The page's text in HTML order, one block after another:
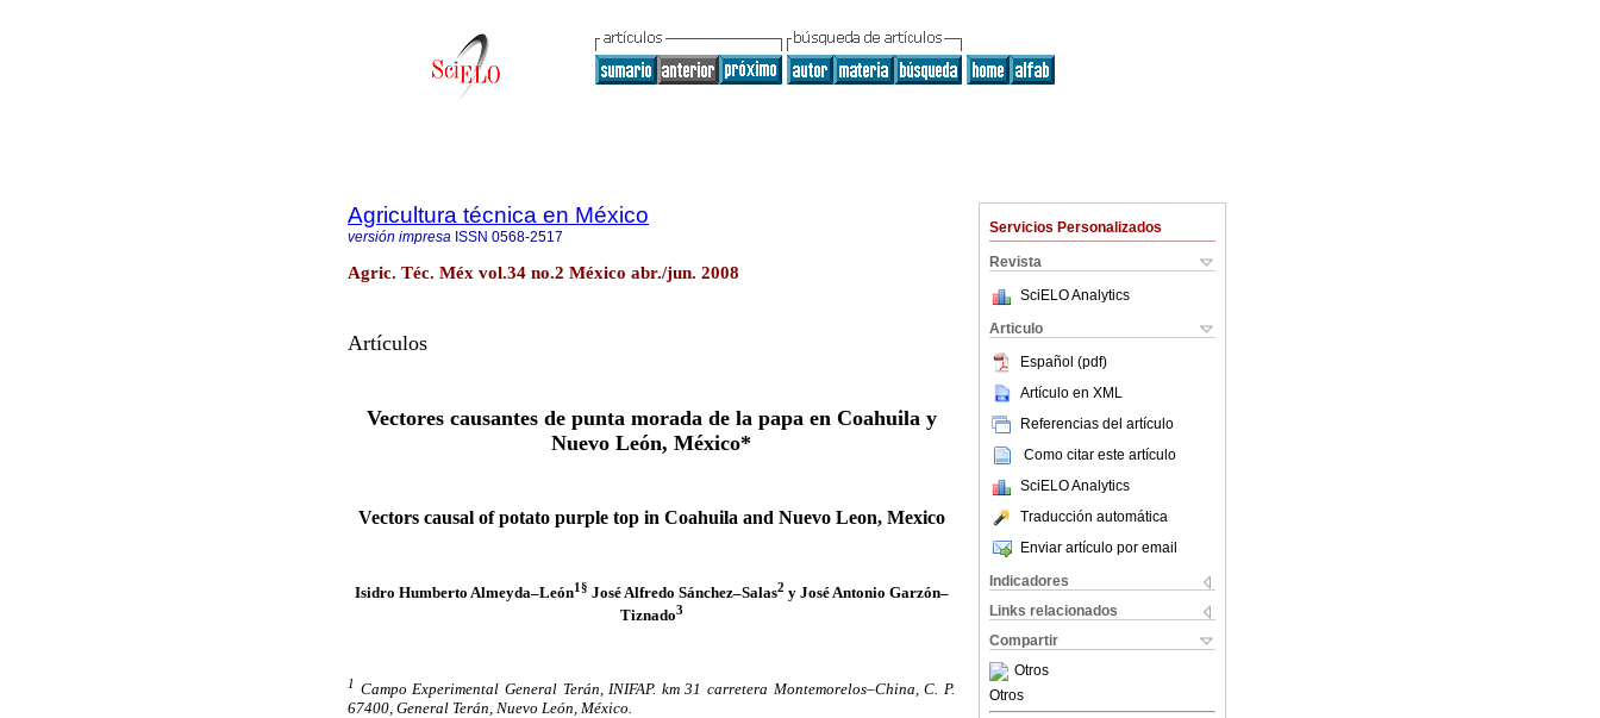
Servicios Personalizados
Revista
SciELO Analytics
Articulo
Español (pdf)
Artículo en XML
Referencias del artículo
Como citar este artículo
SciELO Analytics
Traducción automática
Enviar artículo por email
Indicadores
Links relacionados
Compartir
Otros
Otros
Agricultura técnica en México
versión impresa ISSN 0568-2517
Agric. Téc. Méx vol.34 no.2 México abr./jun. 2008
Artículos
Vectores causantes de punta morada de la papa en Coahuila y
Nuevo León, México*
Vectors causal of potato purple top in Coahuila and Nuevo Leon, Mexico
Isidro Humberto Almeyda–León1§ José Alfredo Sánchez–Salas2 y José Antonio Garzón–
Tiznado3
1 Campo Experimental General Terán, INIFAP. km 31 carretera Montemorelos–China, C. P.
67400, General Terán, Nuevo León, México.